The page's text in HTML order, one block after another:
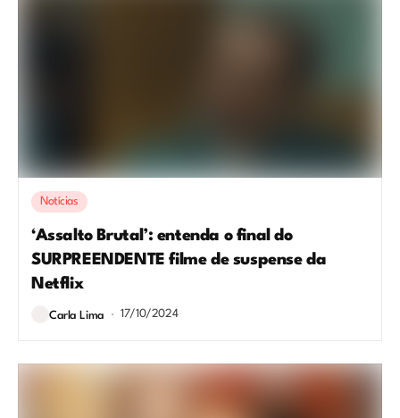
Notícias
‘Assalto Brutal’: entenda o final do
SURPREENDENTE filme de suspense da
Netflix
Carla Lima 17/10/2024